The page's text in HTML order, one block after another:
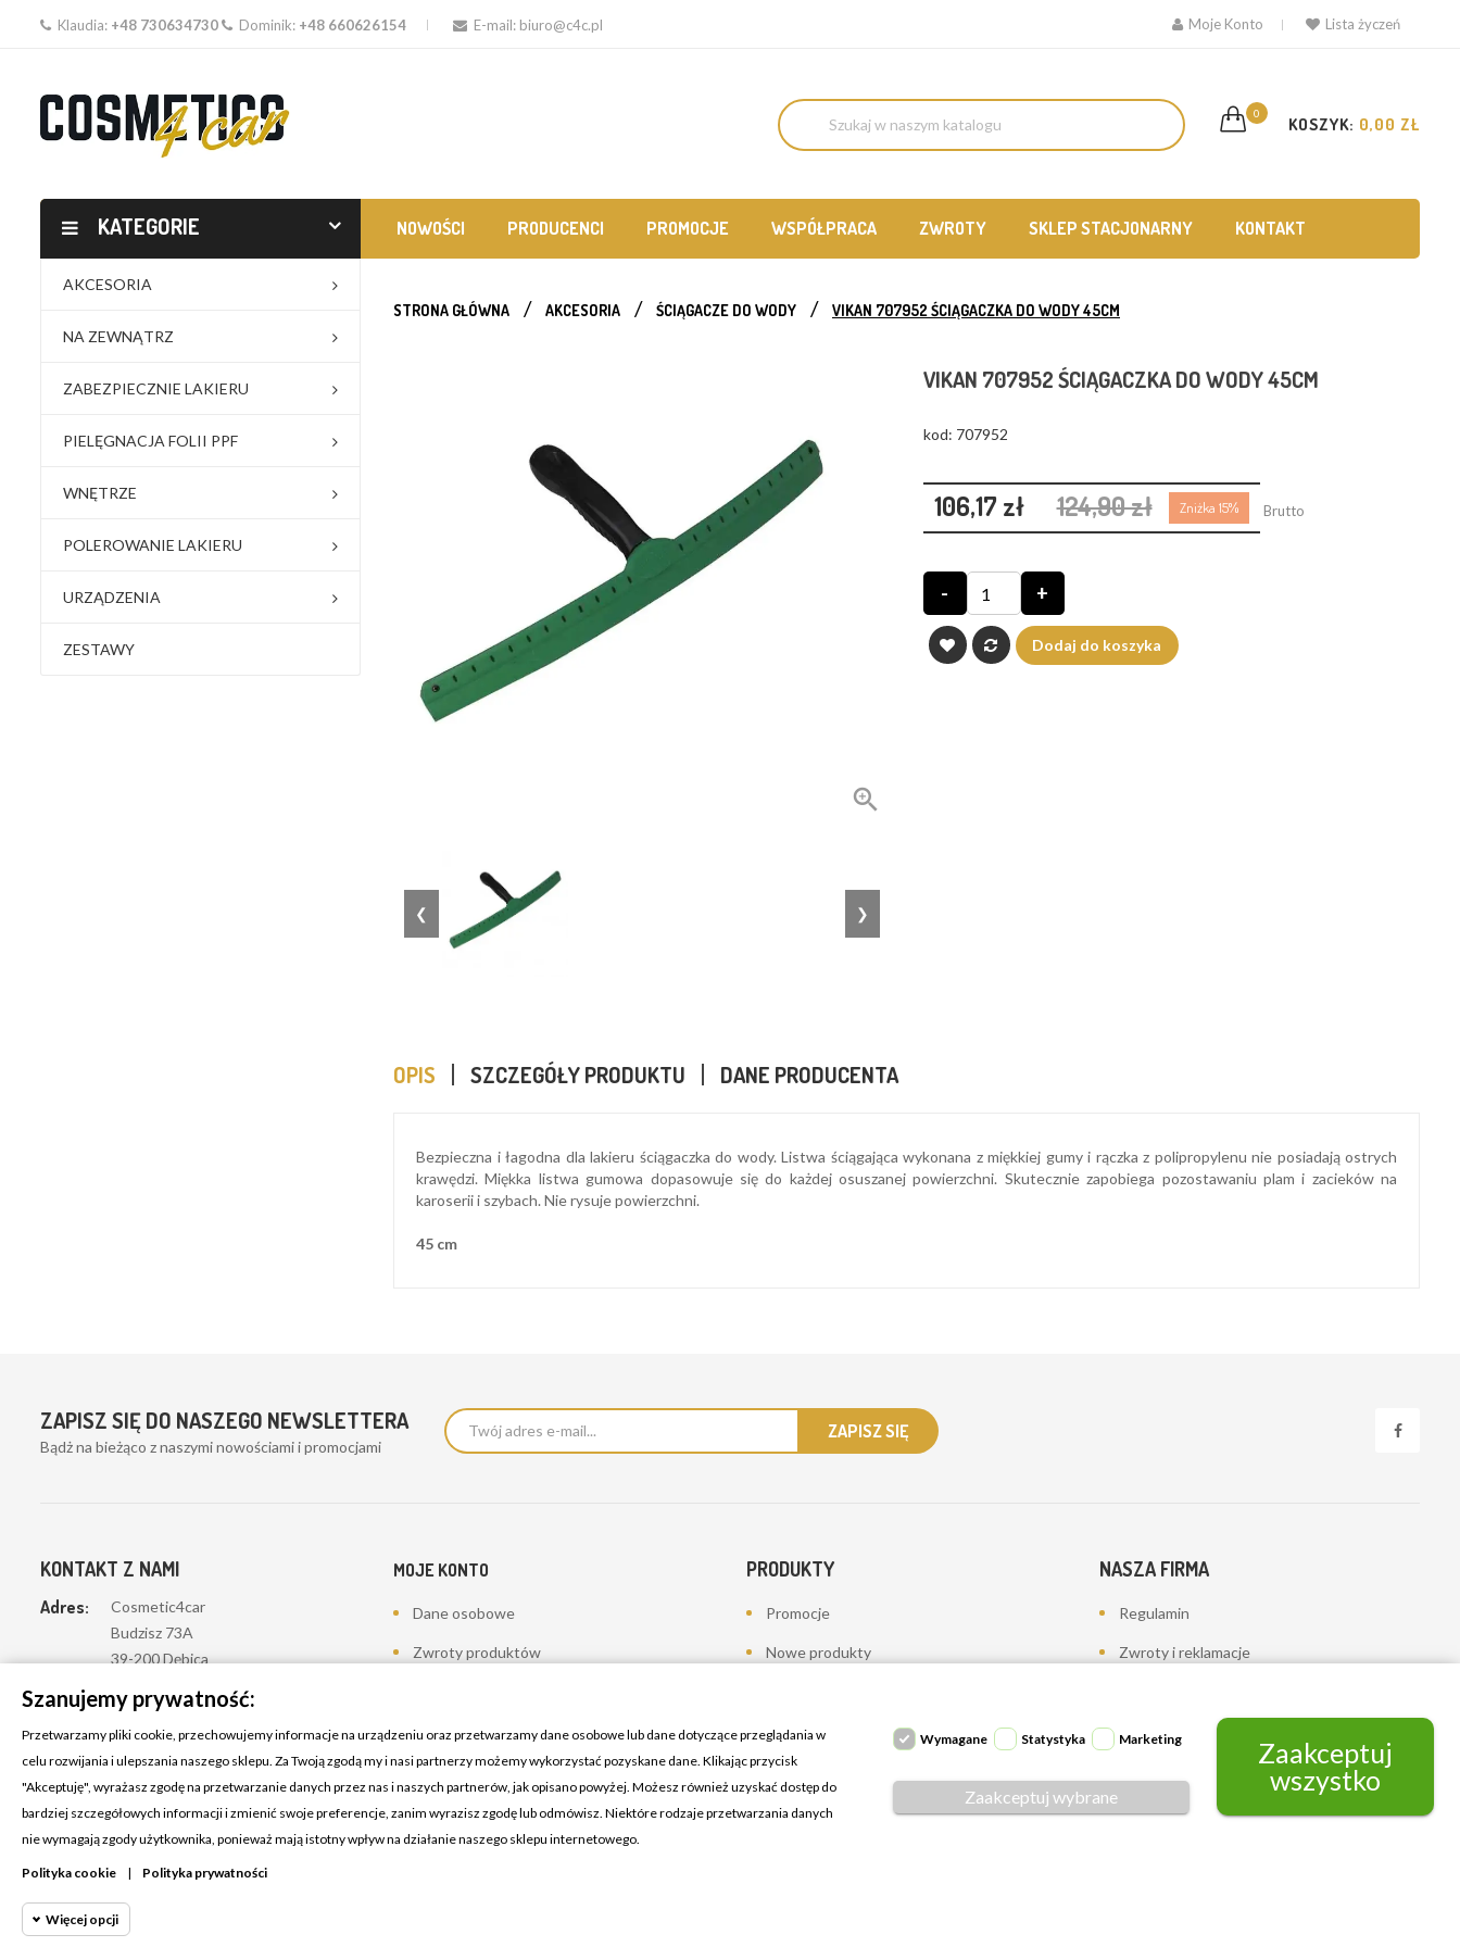
Klaudia: +48 730634730 Dominik: +48 660626154 E-mail: biuro@c4c.pl Moje Konto Lista życzeń
0
KOSZYK: 0,00 ZŁ
KATEGORIE NOWOŚCI PRODUCENCI PROMOCJE WSPÓŁPRACA ZWROTY SKLEP STACJONARNY KONTAKT
AKCESORIA
NA ZEWNĄTRZ
ZABEZPIECZNIE LAKIERU
PIELĘGNACJA FOLII PPF
WNĘTRZE
POLEROWANIE LAKIERU
URZĄDZENIA
ZESTAWY
STRONA GŁÓWNA AKCESORIA ŚCIĄGACZE DO WODY VIKAN 707952 ŚCIĄGACZKA DO WODY 45CM

❮ ❯
VIKAN 707952 ŚCIĄGACZKA DO WODY 45CM
kod: 707952
106,17 zł 124,90 zł Zniżka 15% Brutto
- +
Dodaj do koszyka
OPIS SZCZEGÓŁY PRODUKTU DANE PRODUCENTA
Bezpieczna i łagodna dla lakieru ściągaczka do wody. Listwa ściągająca wykonana z miękkiej gumy i rączka z polipropylenu nie posiadają ostrych
krawędzi. Miękka listwa gumowa dopasowuje się do każdej osuszanej powierzchni. Skutecznie zapobiega pozostawaniu plam i zacieków na
karoserii i szybach. Nie rysuje powierzchni.
45 cm
ZAPISZ SIĘ DO NASZEGO NEWSLETTERA
Bądż na bieżąco z naszymi nowościami i promocjami
KONTAKT Z NAMI
Adres:
Cosmetic4car
Budzisz 73A
39-200 Dębica
Dominik: +48 660626154
+48 730634730
Email: biuro@c4c.pl
MOJE KONTO
Dane osobowe
Zwroty produktów
Moje pokwitowania - korekty płatności
Adresy
Kupony
Lista życzeń
PRODUKTY
Promocje
Nowe produkty
NASZA FIRMA
Regulamin
Zwroty i reklamacje
Dostawa
Mapa strony
Napisz do nas
Szanujemy prywatność:
Przetwarzamy pliki cookie, przechowujemy informacje na urządzeniu oraz przetwarzamy dane osobowe lub dane dotyczące przeglądania w
celu rozwijania i ulepszania naszego sklepu. Za Twoją zgodą my i nasi partnerzy możemy wykorzystać pozyskane dane. Klikając przycisk
"Akceptuję", wyrażasz zgodę na przetwarzanie danych przez nas i naszych partnerów, jak opisano powyżej. Możesz również uzyskać dostęp do
bardziej szczegółowych informacji i zmienić swoje preferencje, zanim wyrazisz zgodę lub odmówisz. Niektóre rodzaje przetwarzania danych
nie wymagają zgody użytkownika, ponieważ mają istotny wpływ na działanie naszego sklepu internetowego.
Polityka cookie | Polityka prywatności
Więcej opcji
Wymagane Statystyka Marketing
Zaakceptuj wybrane
Zaakceptuj
wszystko